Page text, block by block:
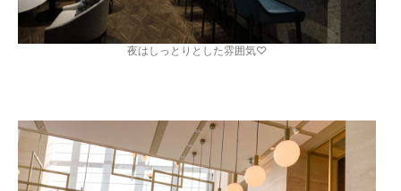
夜はしっとりとした雰囲気♡